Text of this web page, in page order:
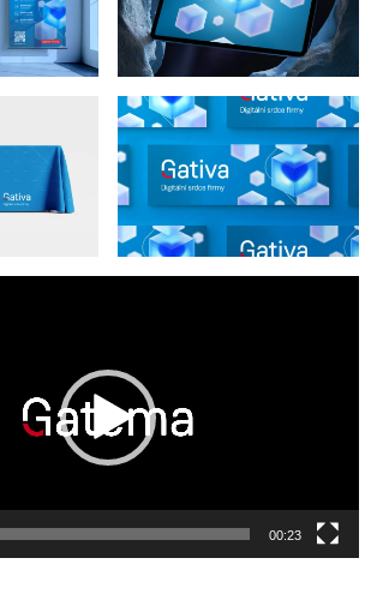
00:23